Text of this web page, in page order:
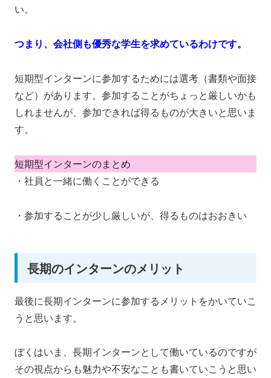
い。
つまり、会社側も優秀な学生を求めているわけです。
短期型インターンに参加するためには選考（書類や面接
など）があります。参加することがちょっと厳しいかも
しれませんが、参加できれば得るものが大きいと思いま
す。
短期型インターンのまとめ
・社員と一緒に働くことができる
・参加することが少し厳しいが、得るものはおおきい
長期のインターンのメリット
最後に長期インターンに参加するメリットをかいていこ
うと思います。
ぼくはいま、長期インターンとして働いているのですが
その視点からも魅力や不安なことも書いていこうと思い